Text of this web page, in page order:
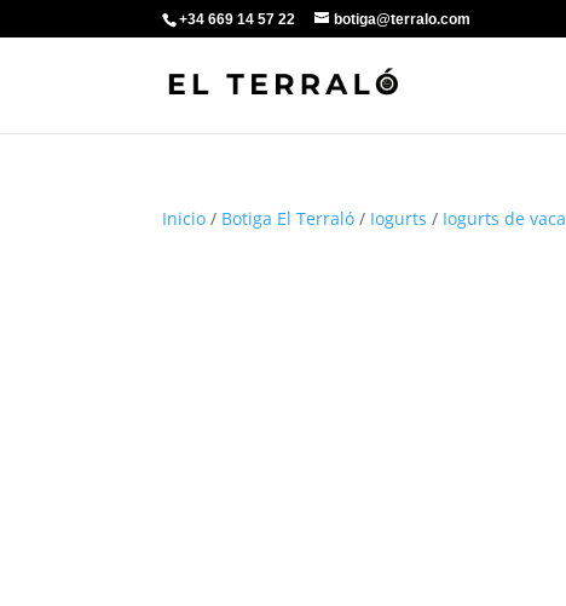
+34 669 14 57 22 botiga@terralo.com
Inicio / Botiga El Terraló / Iogurts / Iogurts de vaca